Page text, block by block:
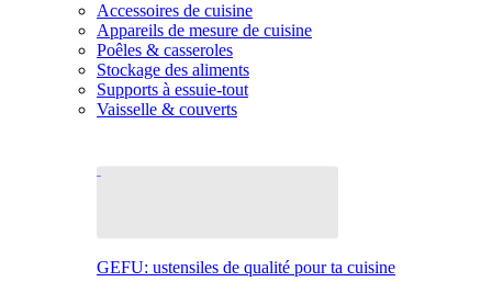
Accessoires de cuisine
Appareils de mesure de cuisine
Poêles & casseroles
Stockage des aliments
Supports à essuie-tout
Vaisselle & couverts
GEFU: ustensiles de qualité pour ta cuisine